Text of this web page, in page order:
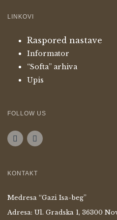
i
g
o
n
LINKOVI
Raspored nastave
Informator
“Softa” arhiva
Upis
FOLLOW US
KONTAKT
Medresa “Gazi Isa-beg”
Adresa: Ul. Gradska 1, 36300